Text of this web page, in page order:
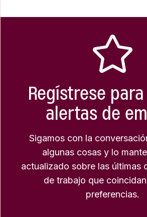
Regístrese
alertas de
Sigamos con la
algunas cosas y lo
actualizado sobre las últimas
de trabajo que
preferencias.